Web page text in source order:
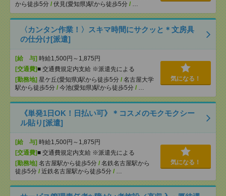
から徒歩5分 / 伏見(愛知県)駅から徒歩5分 / …
〈カンタン作業！〉スキマ時間にサクッと＊文房具
の仕分け[派遣]
[給 与] 時給1,500円～1,875円
[交通費]■ 交通費規定内支給 ※派遣先による
[勤務地] 星ケ丘(愛知県)駅から徒歩5分 / 名古屋大学
駅から徒歩5分 / 今池(愛知県)駅から徒歩5分 / …
気になる！
《単発1日OK！日払い可》＊コスメのモクモクシー
ル貼り[派遣]
[給 与] 時給1,500円～1,875円
[交通費]■ 交通費規定内支給 ※派遣先による
[勤務地] 名古屋駅から徒歩5分 / 名鉄名古屋駅から
徒歩5分 / 近鉄名古屋駅から徒歩5分 / …
気になる！